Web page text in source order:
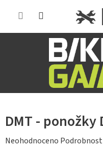
DMT - ponožky
Průměrné
Neohodnoceno